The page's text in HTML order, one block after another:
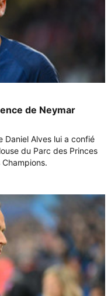
de Neymar
Daniel Alves lui a confié
du Parc des Princes